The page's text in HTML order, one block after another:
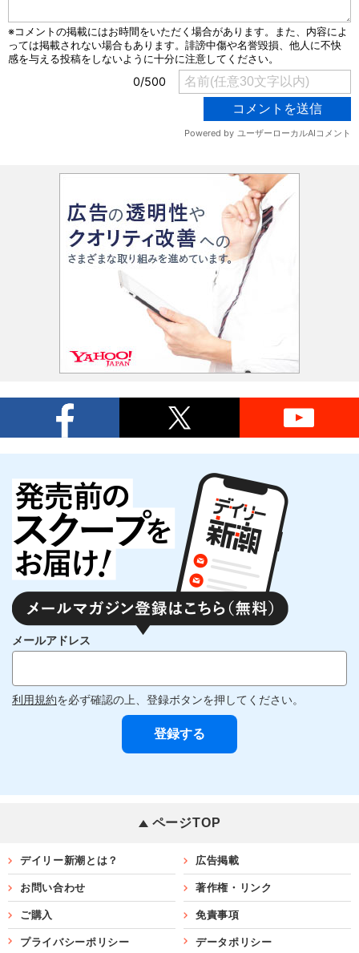
メールアドレス
利用規約を必ず確認の上、登録ボタンを押してください。
ページTOP
デイリー新潮とは？ 広告掲載
お問い合わせ 著作権・リンク
ご購入 免責事項
プライバシーポリシー データポリシー